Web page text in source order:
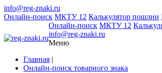
info@reg-znaki.ru
Онлайн-поиск МКТУ 12 Калькулятор пошлин
Онлайн-поиск МКТУ 12
info@reg-znaki.ru
Меню
Главная |
Онлайн-поиск товарного знака